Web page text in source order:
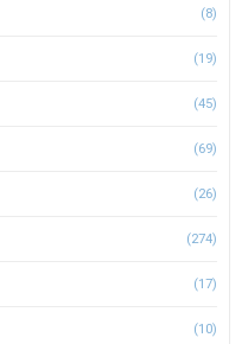
(8)
(19)
(45)
(69)
(26)
(274)
(17)
(10)